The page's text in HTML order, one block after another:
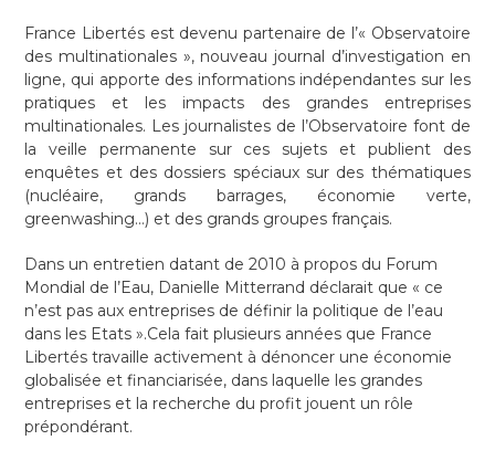
France Libertés est devenu partenaire de l’« Observatoire
des multinationales », nouveau journal d’investigation en
ligne, qui apporte des informations indépendantes sur les
pratiques et les impacts des grandes entreprises
multinationales. Les journalistes de l’Observatoire font de
la veille permanente sur ces sujets et publient des
enquêtes et des dossiers spéciaux sur des thématiques
(nucléaire, grands barrages, économie verte,
greenwashing…) et des grands groupes français.
Dans un entretien datant de 2010 à propos du Forum
Mondial de l’Eau, Danielle Mitterrand déclarait que « ce
n’est pas aux entreprises de définir la politique de l’eau
dans les Etats ».Cela fait plusieurs années que France
Libertés travaille activement à dénoncer une économie
globalisée et financiarisée, dans laquelle les grandes
entreprises et la recherche du profit jouent un rôle
prépondérant.